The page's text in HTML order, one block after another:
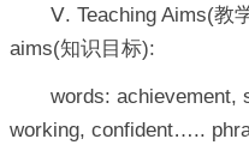
Ⅴ. Teaching Aims(教
aims(知识目标):
words: achievement,
working, confident…..